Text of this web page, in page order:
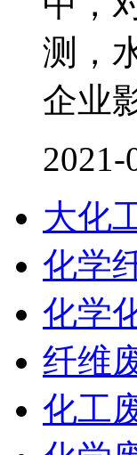
测，
企业
2021-
大化
化学
化学
纤维
化工